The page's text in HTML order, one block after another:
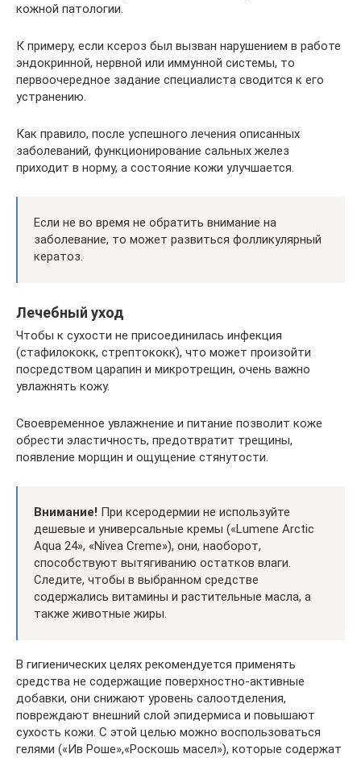
кожной патологии.
К примеру, если ксероз был вызван нарушением в работе
эндокринной, нервной или иммунной системы, то
первоочередное задание специалиста сводится к его
устранению.
Как правило, после успешного лечения описанных
заболеваний, функционирование сальных желез
приходит в норму, а состояние кожи улучшается.
Если не во время не обратить внимание на
заболевание, то может развиться фолликулярный
кератоз.
Лечебный уход
Чтобы к сухости не присоединилась инфекция
(стафилококк, стрептококк), что может произойти
посредством царапин и микротрещин, очень важно
увлажнять кожу.
Своевременное увлажнение и питание позволит коже
обрести эластичность, предотвратит трещины,
появление морщин и ощущение стянутости.
Внимание! При ксеродермии не используйте
дешевые и универсальные кремы («Lumene Arctic
Aqua 24», «Nivea Creme»), они, наоборот,
способствуют вытягиванию остатков влаги.
Следите, чтобы в выбранном средстве
содержались витамины и растительные масла, а
также животные жиры.
В гигиенических целях рекомендуется применять
средства не содержащие поверхностно-активные
добавки, они снижают уровень салоотделения,
повреждают внешний слой эпидермиса и повышают
сухость кожи. С этой целью можно воспользоваться
гелями («Ив Роше»,«Роскошь масел»), которые содержат